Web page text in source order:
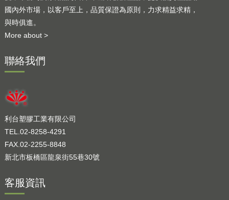
國內外市場，以客戶至上，品質保證為原則，力求精益求精，
與時俱進。
More about >
聯絡我們
利台塑膠工業有限公司
TEL.02-8258-4291
FAX.02-2255-8848
新北市板橋區龍泉街55巷30號
客服資訊